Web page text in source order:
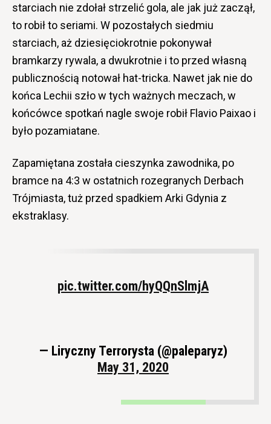
starciach nie zdołał strzelić gola, ale jak już zaczął,
to robił to seriami. W pozostałych siedmiu
starciach, aż dziesięciokrotnie pokonywał
bramkarzy rywala, a dwukrotnie i to przed własną
publicznością notował hat-tricka. Nawet jak nie do
końca Lechii szło w tych ważnych meczach, w
końcówce spotkań nagle swoje robił Flavio Paixao i
było pozamiatane.
Zapamiętana została cieszynka zawodnika, po
bramce na 4:3 w ostatnich rozegranych Derbach
Trójmiasta, tuż przed spadkiem Arki Gdynia z
ekstraklasy.
pic.twitter.com/hyQQnSlmjA
— Liryczny Terrorysta (@paleparyz)
May 31, 2020